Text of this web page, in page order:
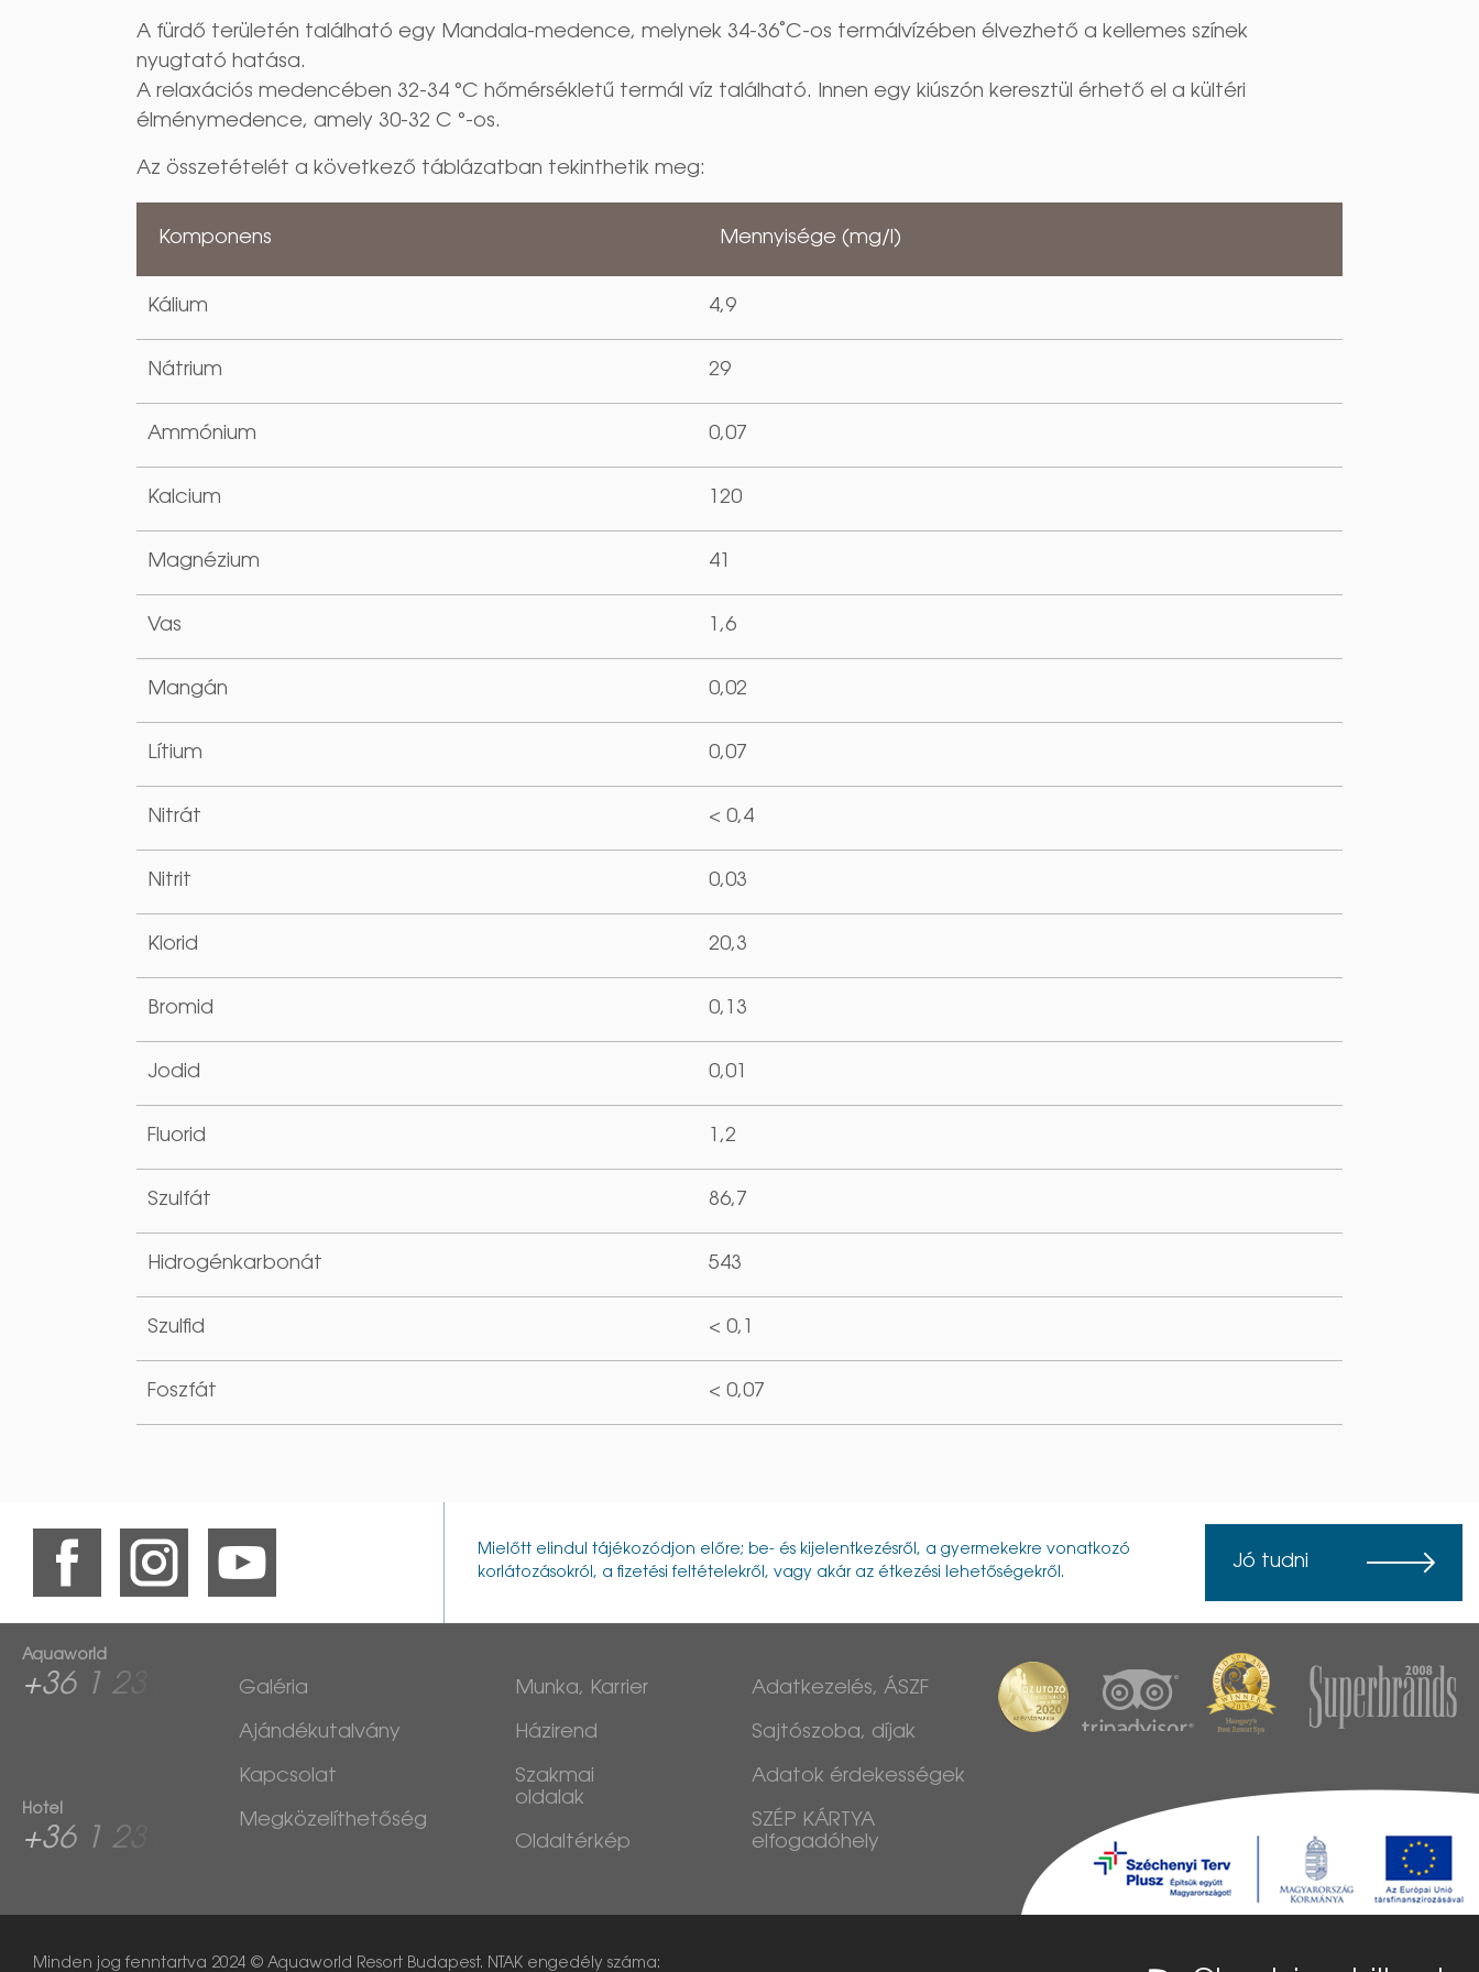
A fürdő területén található egy Mandala-medence, melynek 34-36˚C-os termálvízében élvezhető a kellemes színek
nyugtató hatása.
A relaxációs medencében 32-34 °C hőmérsékletű termál víz található. Innen egy kiúszón keresztül érhető el a kültéri
élménymedence, amely 30-32 C °-os.
Az összetételét a következő táblázatban tekinthetik meg:
Komponens Mennyisége (mg/l)
Kálium 4,9
Nátrium 29
Ammónium 0,07
Kalcium 120
Magnézium 41
Vas 1,6
Mangán 0,02
Lítium 0,07
Nitrát < 0,4
Nitrit 0,03
Klorid 20,3
Bromid 0,13
Jodid 0,01
Fluorid 1,2
Szulfát 86,7
Hidrogénkarbonát 543
Szulfid < 0,1
Foszfát < 0,07
Mielőtt elindul tájékozódjon előre; be- és kijelentkezésről, a gyermekekre vonatkozó
korlátozásokról, a fizetési feltételekről, vagy akár az étkezési lehetőségekről.
Jó tudni
Aquaworld
+36 1 2313
Hotel
+36 1 2313
Galéria
Ajándékutalvány
Kapcsolat
Megközelíthetőség
Munka, Karrier
Házirend
Szakmai
oldalak
Oldaltérkép
Adatkezelés, ÁSZF
Sajtószoba, díjak
Adatok érdekességek
SZÉP KÁRTYA
elfogadóhely
Minden jog fenntartva 2024 © Aquaworld Resort Budapest. NTAK engedély száma: